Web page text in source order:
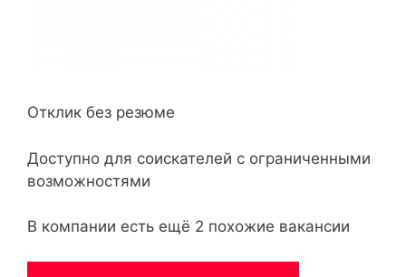
Отклик без резюме
Доступно для соискателей с ограниченными
возможностями
В компании есть ещё 2 похожие вакансии